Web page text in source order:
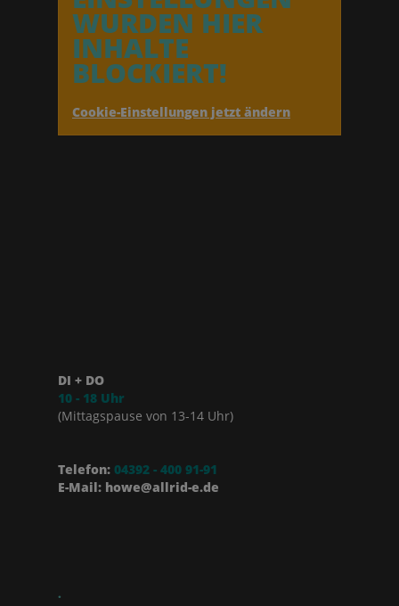
WURDEN HIER
INHALTE
BLOCKIERT!
Cookie-Einstellungen jetzt ändern
DI + DO
10 - 18 Uhr
(Mittagspause von 13-14 Uhr)
Telefon: 04392 - 400 91-91
E-Mail: howe@allrid-e.de
.